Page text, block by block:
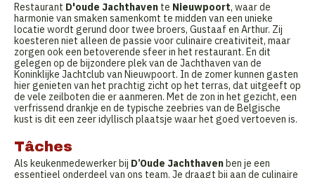
Restaurant D'oude Jachthaven te Nieuwpoort, waar de
harmonie van smaken samenkomt te midden van een unieke
locatie wordt gerund door twee broers, Gustaaf en Arthur. Zij
koesteren niet alleen de passie voor culinaire creativiteit, maar
zorgen ook een betoverende sfeer in het restaurant. En dit
gelegen op de bijzondere plek van de Jachthaven van de
Koninklijke Jachtclub van Nieuwpoort. In de zomer kunnen gasten
hier genieten van het prachtig zicht op het terras, dat uitgeeft op
de vele zeilboten die er aanmeren. Met de zon in het gezicht, een
verfrissend drankje en de typische zeebries van de Belgische
kust is dit een zeer idyllisch plaatsje waar het goed vertoeven is.
Tâches
Als keukenmedewerker bij D’Oude Jachthavenben je een
essentieel onderdeel van ons team. Je draagt bij aan de culinaire